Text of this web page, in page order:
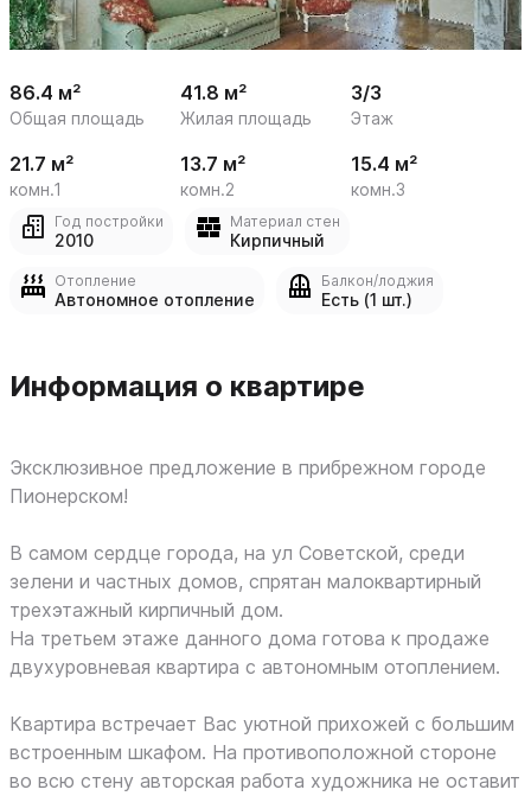
1
/
40
86.4 м²
Общая площадь
41.8 м²
Жилая площадь
3/3
Этаж
21.7 м²
комн.1
13.7 м²
комн.2
15.4 м²
комн.3
Год постройки
2010
Материал стен
Кирпичный
Отопление
Автономное отопление
Балкон/лоджия
Есть (1 шт.)
Информация о квартире
Эксклюзивное предложение в прибрежном городе
Пионерском!
В самом сердце города, на ул Советской, среди
зелени и частных домов, спрятан малоквартирный
трехэтажный кирпичный дом.
На третьем этаже данного дома готова к продаже
двухуровневая квартира с автономным отоплением.
Квартира встречает Вас уютной прихожей с большим
встроенным шкафом. На противоположной стороне
во всю стену авторская работа художника не оставит